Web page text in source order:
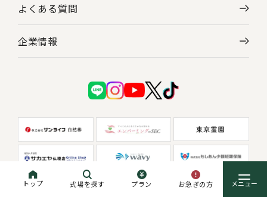
トップ 式場を探す プラン お急ぎの方
よくある質問
企業情報